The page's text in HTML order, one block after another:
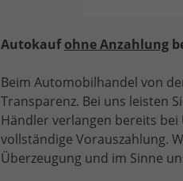
⚡ Warum
DerFord Tourneo
oder gewerbliche
Autokaufohne Anzahlung
Beim Automobilhandel von
Transparenz. Bei uns leisten
Händler verlangen bereits
vollständige Vorauszahlung.
Überzeugung und im Sinne